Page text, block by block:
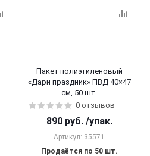
Пакет полиэтиленовый
«Дари праздник» ПВД 40×47
см, 50 шт.
0 отзывов
890 руб. /упак.
Артикул: 35571
Продаётся по 50 шт.